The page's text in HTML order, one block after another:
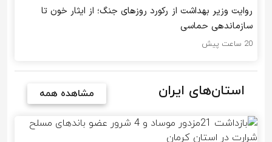
روایت وزیر بهداشت از رکورد روزهای جنگ؛ از ایثار خون تا
سازماندهی حماسی
20 ساعت پیش
استان‌های ایران مشاهده همه